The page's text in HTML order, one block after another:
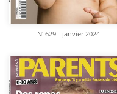
N°629 - janvier 2024